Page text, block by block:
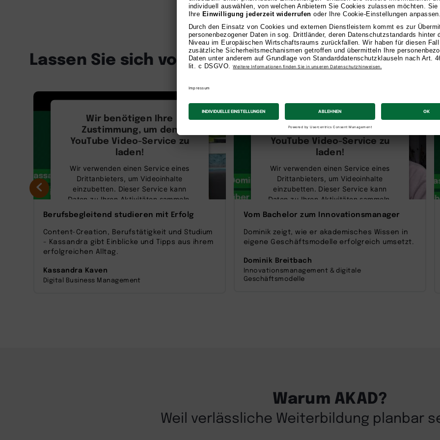
Lassen Sie sich von unseren Studierenden und
Wir benötigen Ihre
Zustimmung, um den
YouTube Video-Service zu
laden!
Wir verwenden einen Service eines
Drittanbieters, um Videoinhalte
einzubetten. Dieser Service kann
Daten zu Ihren Aktivitäten sammeln.
stimmen Sie der Nutzung des Service
zu, um dieses Video anzusehen.
Mehr Informationen
Akzeptieren
Berufsbegleitend studieren mit Erfolg
Content-Creation, Berufstätigkeit und Studium
- Kassandra gibt Einblicke und Tipps aus ihrem
erfolgreichen Alltag.
Kassandra Kaven
Digital Business Management
Wir benötigen Ihre
Zustimmung, um den
YouTube Video-Service zu
laden!
Wir verwenden einen Service eines
Drittanbieters, um Videoinhalte
einzubetten. Dieser Service kann
Daten zu Ihren Aktivitäten sammeln.
stimmen Sie der Nutzung des Service
zu, um dieses Video anzusehen.
Mehr Informationen
Akzeptieren
Vom Bachelor zum Innovationsmanager
Dominik zeigt, wie er akademisches Wissen in
eigene Geschäftsmodelle erfolgreich umsetzt.
Dominik Breitbach
Innovationsmanagement & digitale
Geschäftsmodelle
Warum AKAD?
Weil verlässliche Weiterbildung planbar